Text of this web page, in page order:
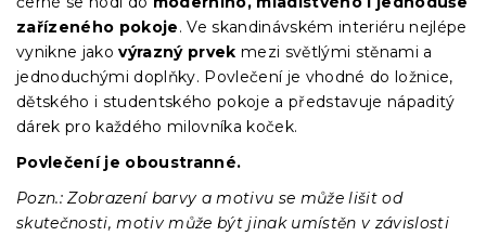
zařízeného pokoje. Ve skandinávském interiéru nejlépe
vynikne jakovýrazný prvek mezi světlými stěnami a
jednoduchými doplňky. Povlečení je vhodné do ložnice,
dětského i studentského pokoje a představuje nápaditý
dárek pro každého milovníka koček.
Povlečení je oboustranné.
Pozn.: Zobrazení barvy a motivu se může lišit od
skutečnosti, motiv může být jinak umístěn v závislosti